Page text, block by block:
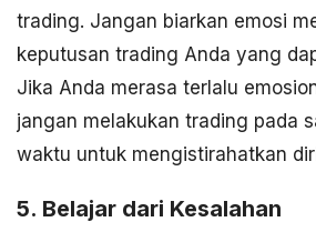
trading. Jangan biarkan emosi
keputusan trading Anda yang
Jika Anda merasa terlalu
jangan melakukan trading pada
waktu untuk mengistirahatkan
5. Belajar dari Kesalahan